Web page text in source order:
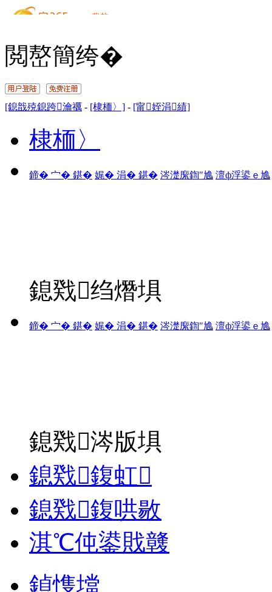
閲嶅簡绔�
[鎴戠殑鎴跨瀹禲 - [棣栭〉] - [甯姪涓績]
棣栭〉
鍗� 宀� 鍖� 娓� 涓� 鍖� 涔濋緳鍧″尯 澶ф浮鍙ｅ尯
鎴戣绉熸埧
鍗� 宀� 鍖� 娓� 涓� 鍖� 涔濋緳鍧″尯 澶ф浮鍙ｅ尯
鎴戣涔版埧
鎴戣鍑虹
鎴戣鍑哄敭
淇℃伅鍙戝竷
鍞愯壋